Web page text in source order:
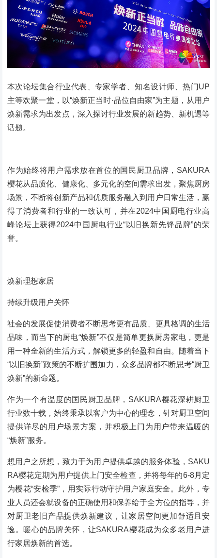
本次论坛集合行业代表、专家学者、知名设计师、热门UP
主等欢聚一堂，以“焕新正当时·品位自由家”为主题，从用户
焕新需求为出发点，深入探讨行业发展的新趋势、新机遇等
话题。
作为始终将用户需求放在首位的国民厨卫品牌，SAKURA
樱花从品质化、健康化、多元化的空间需求出发，聚焦厨房
场景，不断将创新产品和优质服务融入到用户日常生活，赢
得了消费者和行业的一致认可，并在2024中国厨电行业高
峰论坛上获得2024中国厨电行业“以旧换新先锋品牌”的荣
誉。
焕新理想家居
持续升级用户关怀
社会的发展促使消费者不断思考更有品质、更具格调的生活
品味，而当下的厨电“焕新”不仅是简单更换厨房家电，更是
用一种全新的生活方式，解锁更多的轻盈和自由。随着当下
“以旧换新”政策的不断扩围加力，众多品牌都不断思考“厨卫
焕新”的新命题。
作为一个有温度的国民厨卫品牌，SAKURA樱花深耕厨卫
行业数十载，始终秉承以客户为中心的理念，针对厨卫空间
提供详尽的用户场景方案，并积极上门为用户带来温暖的
“焕新”服务。
想用户之所想，致力于为用户提供卓越的服务体验，SAKU
RA樱花定期为用户提供上门安全检查，并将每年的6-8月定
为樱花“安检季”，用实际行动守护用户家庭安全。此外，专
业人员还会就设备的正确使用和保养给于全方位的指导，并
对厨卫老旧产品提供焕新建议，让家居空间更加舒适且安
逸。暖心的品牌关怀，让SAKURA樱花成为众多老用户进
行家居焕新的首选。